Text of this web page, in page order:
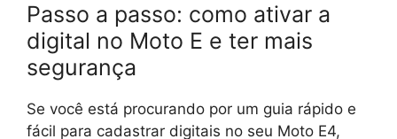
Passo a passo: como ativar a
digital no Moto E e ter mais
segurança
Se você está procurando por um guia rápido e
fácil para cadastrar digitais no seu Moto E4,